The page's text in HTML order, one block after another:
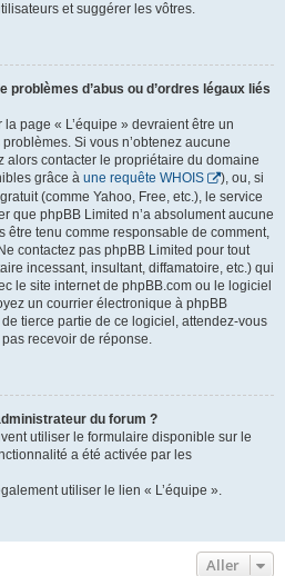
et suggérer les vôtres.
problèmes d’abus ou d’ordres légaux liés
page « L’équipe » devraient être un
Si vous n’obtenez aucune
alors contacter le propriétaire du domaine
grâce à une requête WHOIS
), ou, si
(comme Yahoo, Free, etc.), le service
que phpBB Limited n’a absolument aucune
être tenu comme responsable de comment,
contactez pas phpBB Limited pour tout
incessant, insultant, diffamatoire, etc.) qui
le site internet de phpBB.com ou le logiciel
un courrier électronique à phpBB
tierce partie de ce logiciel, attendez-vous
recevoir de réponse.
du forum ?
utiliser le formulaire disponible sur le
a été activée par les
utiliser le lien « L’équipe ».
Aller